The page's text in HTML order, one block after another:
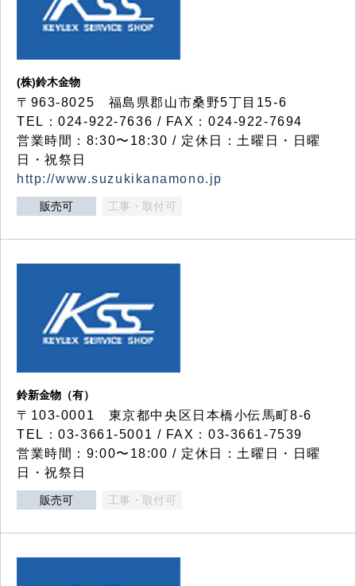
(株)鈴木金物
〒963-8025 福島県郡山市桑野5丁目15-6
TEL：024-922-7636 / FAX：024-922-7694
営業時間：8:30〜18:30 / 定休日：土曜日・日曜
日・祝祭日
http://www.suzukikanamono.jp
販売可 工事・取付可
鈴新金物（有）
〒103-0001 東京都中央区日本橋小伝馬町8-6
TEL：03-3661-5001 / FAX：03-3661-7539
営業時間：9:00〜18:00 / 定休日：土曜日・日曜
日・祝祭日
販売可 工事・取付可